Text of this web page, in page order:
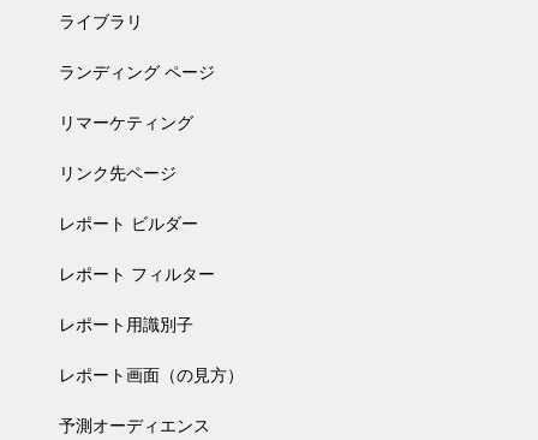
ライブラリ
ランディング ページ
リマーケティング
リンク先ページ
レポート ビルダー
レポート フィルター
レポート用識別子
レポート画面（の見方）
予測オーディエンス